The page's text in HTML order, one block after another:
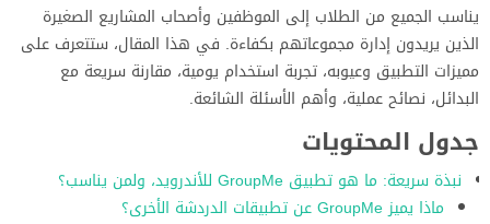
يناسب الجميع من الطلاب إلى الموظفين وأصحاب المشاريع الصغيرة
الذين يريدون إدارة مجموعاتهم بكفاءة. في هذا المقال، ستتعرف على
مميزات التطبيق وعيوبه، تجربة استخدام يومية، مقارنة سريعة مع
البدائل، نصائح عملية، وأهم الأسئلة الشائعة.
جدول المحتويات
نبذة سريعة: ما هو تطبيق GroupMe للأندرويد، ولمن يناسب؟
ماذا يميز GroupMe عن تطبيقات الدردشة الأخرى؟